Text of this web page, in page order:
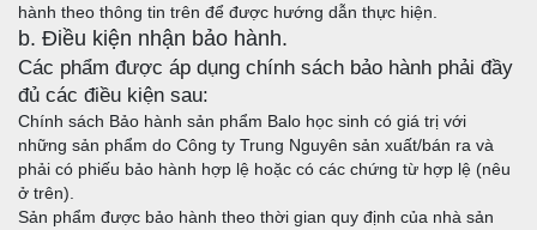
hành theo thông tin trên để được hướng dẫn thực hiện.
b. Điều kiện nhận bảo hành.
Các phẩm được áp dụng chính sách bảo hành phải đầy
đủ các điều kiện sau:
Chính sách Bảo hành sản phẩm Balo học sinh có giá trị với
những sản phẩm do Công ty Trung Nguyên sản xuất/bán ra và
phải có phiếu bảo hành hợp lệ hoặc có các chứng từ hợp lệ (nêu
ở trên).
Sản phẩm được bảo hành theo thời gian quy định của nhà sản